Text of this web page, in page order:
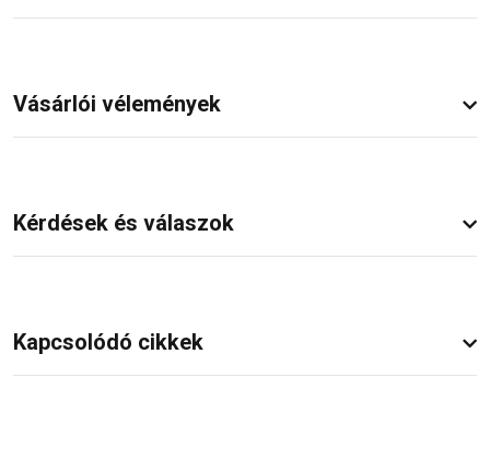
Vásárlói vélemények
Kérdések és válaszok
Kapcsolódó cikkek